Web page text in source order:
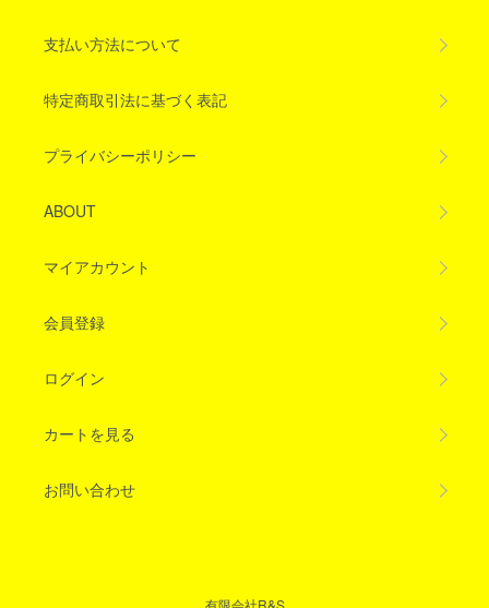
支払い方法について
特定商取引法に基づく表記
プライバシーポリシー
ABOUT
マイアカウント
会員登録
ログイン
カートを見る
お問い合わせ
有限会社R&S